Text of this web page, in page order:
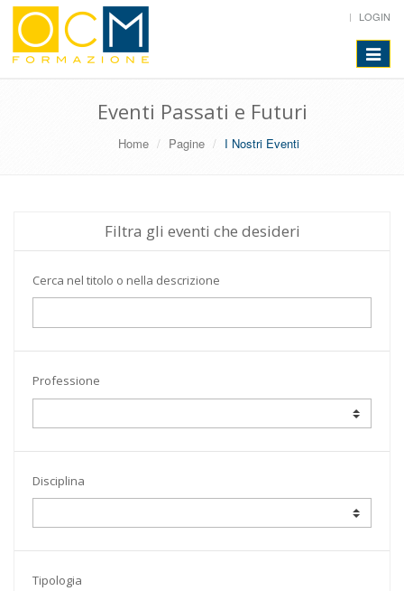
LOGIN
Toggle
Eventi Passati e Futuri
Home Pagine I Nostri Eventi
Filtra gli eventi che desideri
Cerca nel titolo o nella descrizione
Professione
Disciplina
Tipologia